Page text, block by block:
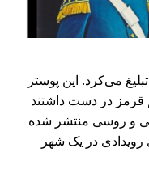
می‌کرد. این پوستر
قرمز در دست داشتند
و روسی منتشر شده
در یک شهر